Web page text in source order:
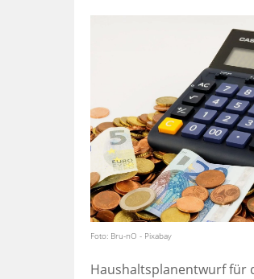
Foto: Bru-nO - Pixabay
Haushaltsplanentwurf für